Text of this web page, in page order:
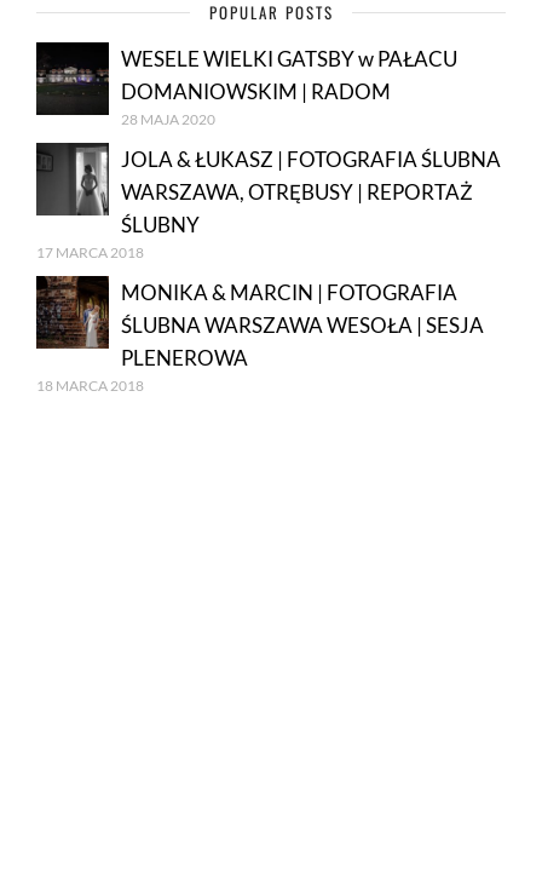
POPULAR POSTS
WESELE WIELKI GATSBY w PAŁACU
DOMANIOWSKIM | RADOM
28 MAJA 2020
JOLA & ŁUKASZ | FOTOGRAFIA ŚLUBNA
WARSZAWA, OTRĘBUSY | REPORTAŻ
ŚLUBNY
17 MARCA 2018
MONIKA & MARCIN | FOTOGRAFIA
ŚLUBNA WARSZAWA WESOŁA | SESJA
PLENEROWA
18 MARCA 2018